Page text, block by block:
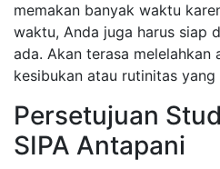
memakan banyak waktu
waktu, Anda juga harus siap
ada. Akan terasa melelahkan
kesibukan atau rutinitas
Persetujuan
SIPA Antapani